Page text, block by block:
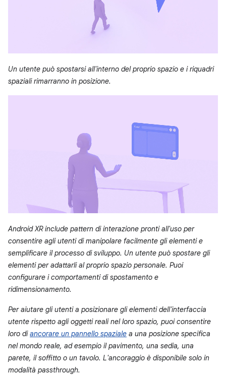
Un utente può spostarsi all'interno del proprio spazio e i riquadri
spaziali rimarranno in posizione.
Android XR include pattern di interazione pronti all'uso per
consentire agli utenti di manipolare facilmente gli elementi e
semplificare il processo di sviluppo. Un utente può spostare gli
elementi per adattarli al proprio spazio personale. Puoi
configurare i comportamenti di spostamento e
ridimensionamento.
Per aiutare gli utenti a posizionare gli elementi dell'interfaccia
utente rispetto agli oggetti reali nel loro spazio, puoi consentire
loro diancorare un pannello spaziale a una posizione specifica
nel mondo reale, ad esempio il pavimento, una sedia, una
parete, il soffitto o un tavolo. L'ancoraggio è disponibile solo in
modalità passthrough.